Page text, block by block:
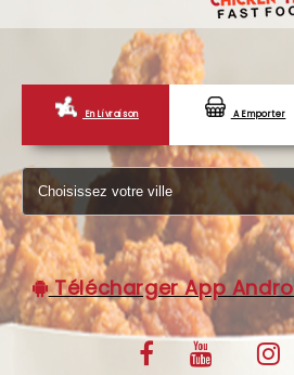
LA CARTE
VOTRE COMPTE
NOTRE RESTAURANT
VOS AVIS
MENTIONS LÉGALES
En Livraison A Emporter
Télécharger App